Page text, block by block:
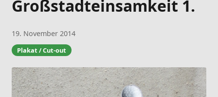
Großstadteinsamkeit 1.
19. November 2014
Plakat / Cut-out